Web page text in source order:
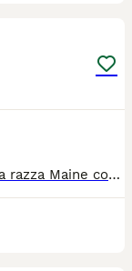
Cedesi bellissimo cucciolo bianco di pura razza Maine coon di 2 mesi, ha un carattere dolcissimo e piace tanto essere coccolato, disponibile da subito, Genitori sono entrambi della mia proprietà, Il cucciolo e già socializzati, abituati all'uso della lettiera, e alla presenza di bambini. Verra ceduto con primo vaccino completo, 2sveminazione, controllo sanitario e libretto sanitario, esame feci negative, e kit cucciolo. Info whatsapp: 3333803228